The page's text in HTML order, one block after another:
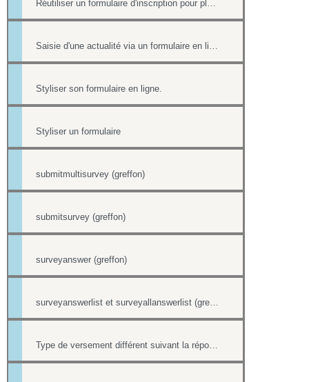
Réutiliser un formulaire d'inscription pour plusieurs événement de l'Agenda
Saisie d'une actualité via un formulaire en ligne
Styliser son formulaire en ligne.
Styliser un formulaire
submitmultisurvey (greffon)
submitsurvey (greffon)
surveyanswer (greffon)
surveyanswerlist et surveyallanswerlist (greffons)
Type de versement différent suivant la réponse à une question d'un formulaire